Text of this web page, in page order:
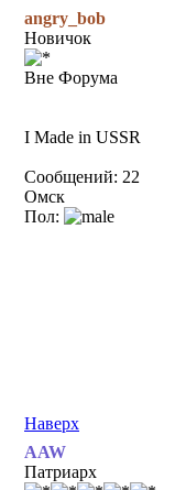
angry_bob
Новичок
Вне Форума
I Made in USSR
Сообщений: 22
Омск
Пол:
Наверх
AAW
Патриарх